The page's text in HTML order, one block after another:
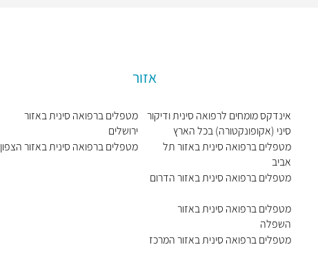
אזור
אינדקס מומחים לרפואה סינית ודיקור
סיני (אקופונקטורה) בכל הארץ
מטפלים ברפואה סינית באזור תל
אביב
מטפלים ברפואה סינית באזור הדרום
מטפלים ברפואה סינית באזור
השפלה
מטפלים ברפואה סינית באזור המרכז
מטפלים ברפואה סינית באזור
ירושלים
מטפלים ברפואה סינית באזור הצפון